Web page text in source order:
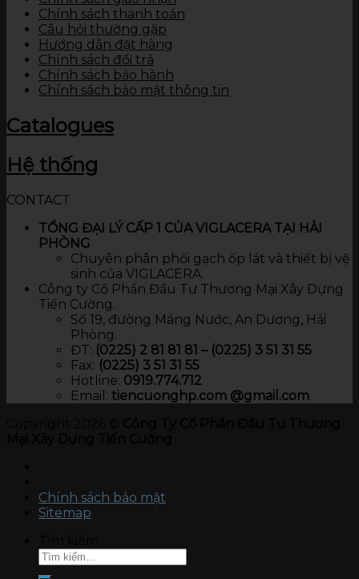
Chính sách thanh toán
Câu hỏi thường gặp
Hướng dẫn đặt hàng
Chính sách đổi trả
Chính sách bảo hành
Chính sách bảo mật thông tin
Catalogues
Hệ thống
CONTACT
TỔNG ĐẠI LÝ CẤP 1 CỦA VIGLACERA TẠI HẢI
PHÒNG
Chuyên phân phối gạch ốp lát và thiết bị vệ
sinh của VIGLACERA.
Công ty Cổ Phần Đầu Tư Thương Mại Xây Dựng
Tiến Cường.
Số 19, đường Máng Nước, An Dương, Hải
Phòng.
ĐT: (0225) 2 81 81 81 – (0225) 3 51 31 55
Fax: (0225) 3 51 31 55
Hotline: 0919.774.712​
Email: tiencuonghp.com @gmail.com
Chính sách bảo mật
Sitemap